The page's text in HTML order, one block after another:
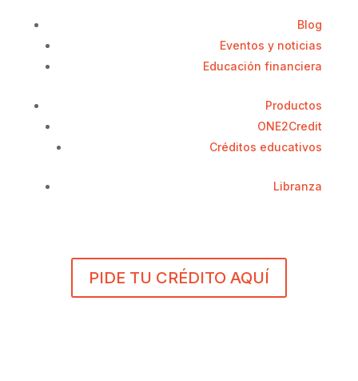
Blog
Eventos y noticias
Educación financiera
Productos
ONE2Credit
Créditos educativos
Libranza
PIDE TU CRÉDITO AQUÍ